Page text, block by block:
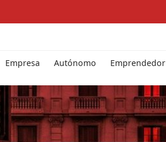
Empresa Autónomo Emprendedor